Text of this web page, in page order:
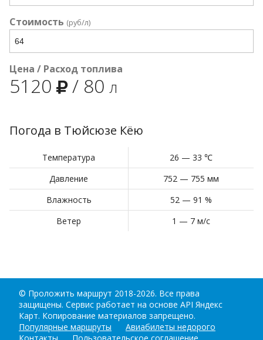
Стоимость (руб/л)
Цена / Расход топлива
5120 / 80 л
Погода в Тюйсюзе Кёю
Температура
26 — 33 ℃
Давление
752 — 755 мм
Влажность
52 — 91 %
Ветер
1 — 7 м/с
© Проложить маршрут 2018-2026. Все права
защищены. Сервис работает на основе API Яндекс
Карт. Копирование материалов запрещено.
Популярные маршруты
Авиабилеты недорого